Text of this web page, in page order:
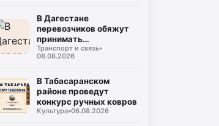
В Дагестане
перевозчиков обяжут
принимать
безналичную оплату на
всех маршрутах
Транспорт и связь•
06.08.2026
В Табасаранском
районе проведут
конкурс ручных ковров
Культура•06.08.2026